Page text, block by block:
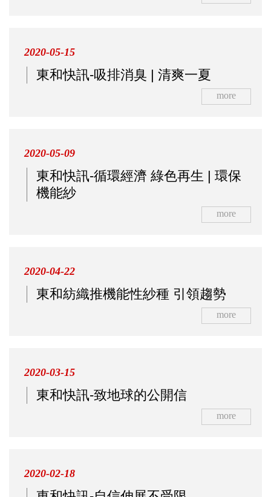
2020-05-15
東和快訊-吸排消臭 | 清爽一夏
more
2020-05-09
東和快訊-循環經濟 綠色再生 | 環保
機能紗
more
2020-04-22
東和紡織推機能性紗種 引領趨勢
more
2020-03-15
東和快訊-致地球的公開信
more
2020-02-18